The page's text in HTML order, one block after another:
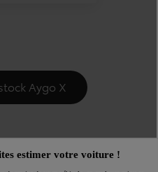
estimer votre voiture !